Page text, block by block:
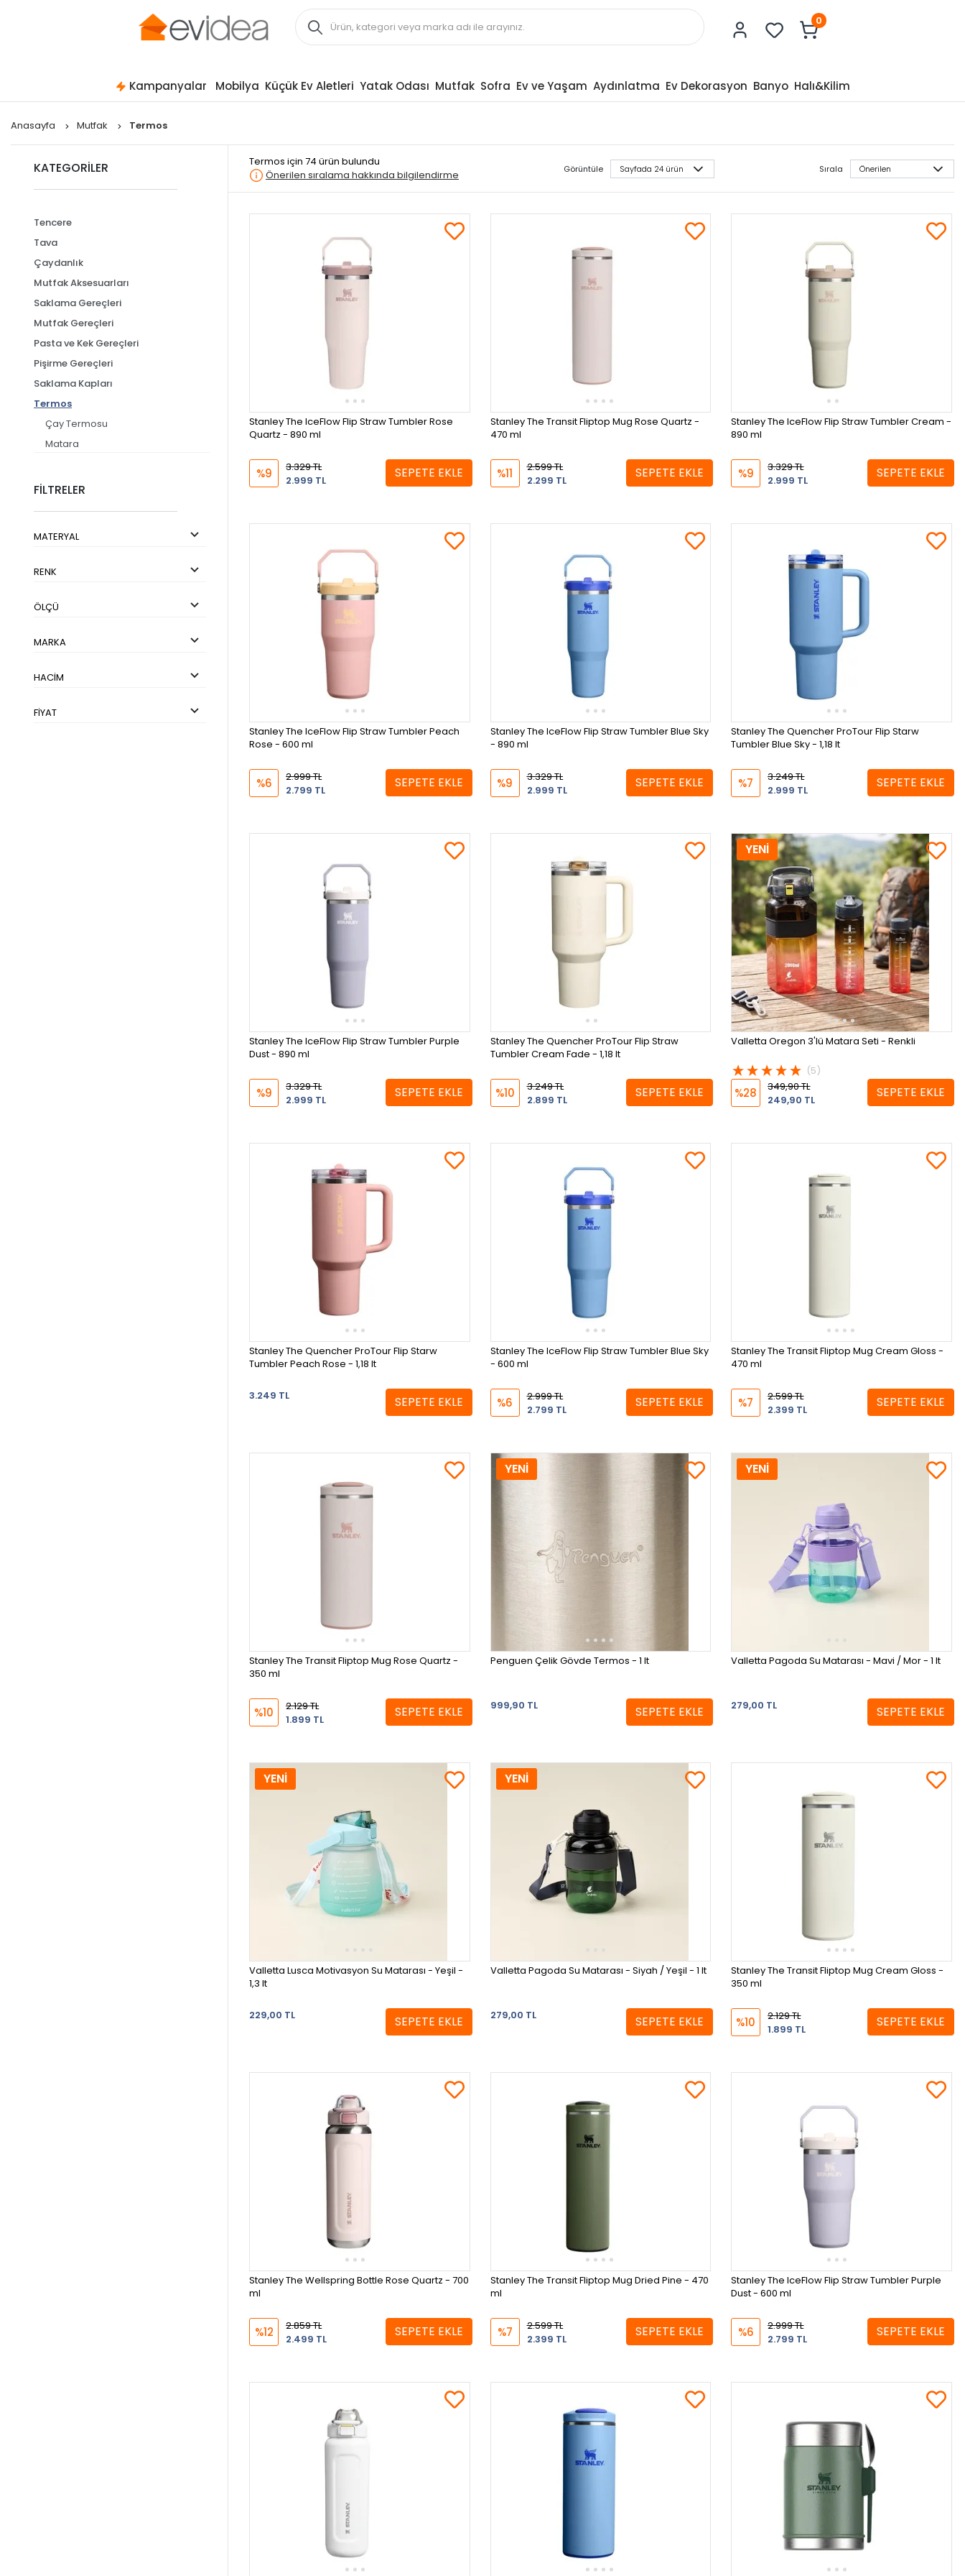
0
Kampanyalar Mobilya Küçük Ev Aletleri Yatak Odası Mutfak Sofra Ev ve Yaşam Aydınlatma Ev Dekorasyon Banyo Halı&Kilim
Anasayfa Mutfak Termos
KATEGORİLER
Tencere
Tava
Çaydanlık
Mutfak Aksesuarları
Saklama Gereçleri
Mutfak Gereçleri
Pasta ve Kek Gereçleri
Pişirme Gereçleri
Saklama Kapları
Termos
Çay Termosu
Matara
Kağıt Peçete
FİLTRELER
MATERYAL
RENK
ÖLÇÜ
MARKA
HACIM
FIYAT
Termos için 74 ürün bulundu
Önerilen sıralama hakkında bilgilendirme
Görüntüle Sırala
Stanley The IceFlow Flip Straw Tumbler Rose
Quartz - 890 ml
%9
3.329 TL
2.999 TL
SEPETE EKLE
Stanley The Transit Fliptop Mug Rose Quartz -
470 ml
%11
2.599 TL
2.299 TL
SEPETE EKLE
Stanley The IceFlow Flip Straw Tumbler Cream -
890 ml
%9
3.329 TL
2.999 TL
SEPETE EKLE
Stanley The IceFlow Flip Straw Tumbler Peach
Rose - 600 ml
%6
2.999 TL
2.799 TL
SEPETE EKLE
Stanley The IceFlow Flip Straw Tumbler Blue Sky
- 890 ml
%9
3.329 TL
2.999 TL
SEPETE EKLE
Stanley The Quencher ProTour Flip Starw
Tumbler Blue Sky - 1,18 lt
%7
3.249 TL
2.999 TL
SEPETE EKLE
Stanley The IceFlow Flip Straw Tumbler Purple
Dust - 890 ml
%9
3.329 TL
2.999 TL
SEPETE EKLE
Stanley The Quencher ProTour Flip Straw
Tumbler Cream Fade - 1,18 lt
%10
3.249 TL
2.899 TL
SEPETE EKLE
Valletta Oregon 3'lü Matara Seti - Renkli
(5)
%28
349,90 TL
249,90 TL
SEPETE EKLE
YENİ
Stanley The Quencher ProTour Flip Starw
Tumbler Peach Rose - 1,18 lt
3.249 TL SEPETE EKLE
Stanley The IceFlow Flip Straw Tumbler Blue Sky
- 600 ml
%6
2.999 TL
2.799 TL
SEPETE EKLE
Stanley The Transit Fliptop Mug Cream Gloss -
470 ml
%7
2.599 TL
2.399 TL
SEPETE EKLE
Stanley The Transit Fliptop Mug Rose Quartz -
350 ml
%10
2.129 TL
1.899 TL
SEPETE EKLE
Penguen Çelik Gövde Termos - 1 lt
999,90 TL SEPETE EKLE
YENİ
Valletta Pagoda Su Matarası - Mavi / Mor - 1 lt
279,00 TL SEPETE EKLE
YENİ
Valletta Lusca Motivasyon Su Matarası - Yeşil -
1,3 lt
229,00 TL SEPETE EKLE
YENİ
Valletta Pagoda Su Matarası - Siyah / Yeşil - 1 lt
279,00 TL SEPETE EKLE
YENİ
Stanley The Transit Fliptop Mug Cream Gloss -
350 ml
%10
2.129 TL
1.899 TL
SEPETE EKLE
Stanley The Wellspring Bottle Rose Quartz - 700
ml
%12
2.859 TL
2.499 TL
SEPETE EKLE
Stanley The Transit Fliptop Mug Dried Pine - 470
ml
%7
2.599 TL
2.399 TL
SEPETE EKLE
Stanley The IceFlow Flip Straw Tumbler Purple
Dust - 600 ml
%6
2.999 TL
2.799 TL
SEPETE EKLE